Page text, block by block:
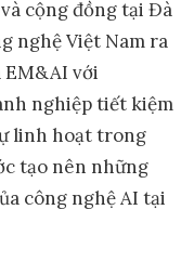
cộng đồng tại Đà
nghệ Việt Nam ra
với
nghiệp tiết kiệm
linh hoạt trong
tạo nên những
công nghệ AI tại